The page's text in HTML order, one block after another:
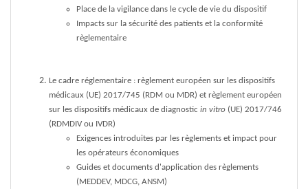
Place de la vigilance dans le cycle de vie du dispositif
Impacts sur la sécurité des patients et la conformité
règlementaire
Le cadre réglementaire : règlement européen sur les dispositifs
médicaux (UE) 2017/745 (RDM ou MDR) et règlement européen
sur les dispositifs médicaux de diagnostic in vitro (UE) 2017/746
(RDMDIV ou IVDR)
Exigences introduites par les règlements et impact pour
les opérateurs économiques
Guides et documents d'application des règlements
(MEDDEV, MDCG, ANSM)